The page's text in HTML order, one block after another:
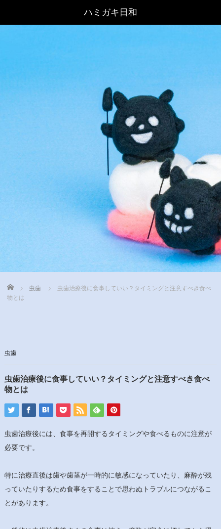
Home 虫歯
虫歯治療後に食事していい？タイミングと注意すべき食べ
物とは
虫歯
虫歯治療後に食事していい？タイミングと注意すべき食べ
物とは
虫歯治療後には、食事を再開するタイミングや食べるものに注意が
必要です。
特に治療直後は歯や歯茎が一時的に敏感になっていたり、麻酔が残
っていたりするため食事をすることで思わぬトラブルにつながるこ
とがあります。